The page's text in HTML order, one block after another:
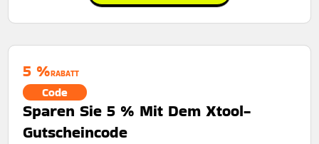
5 %RABATT
Code
Sparen Sie 5 % Mit Dem Xtool-
Gutscheincode